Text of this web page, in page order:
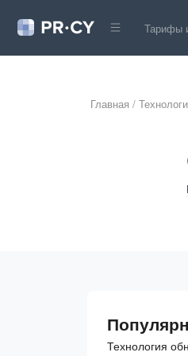
Тарифы
Главная /
Технология